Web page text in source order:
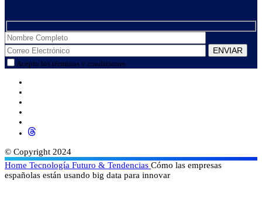
Acepto los términos y condiciones
© Copyright 2024
Home Tecnología Futuro & Tendencias Cómo las empresas
españolas están usando big data para innovar